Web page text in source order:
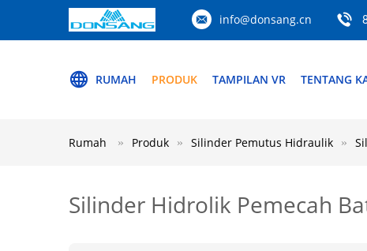
info@donsang.cn
RUMAH PRODUK TAMPILAN VR TENTANG
Rumah Produk Silinder Pemutus Hidraulik
Silinder Hidrolik Pemecah